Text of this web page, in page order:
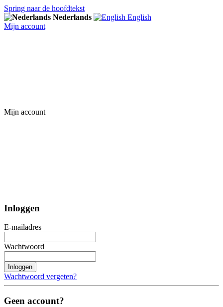
Spring naar de hoofdtekst
Nederlands
English
Mijn account
Mijn account
Inloggen
E-mailadres
Wachtwoord
Inloggen
Wachtwoord vergeten?
Geen account?